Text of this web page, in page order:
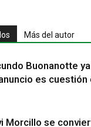
Más del autor
Buonanotte
es cuestión
Morcillo se